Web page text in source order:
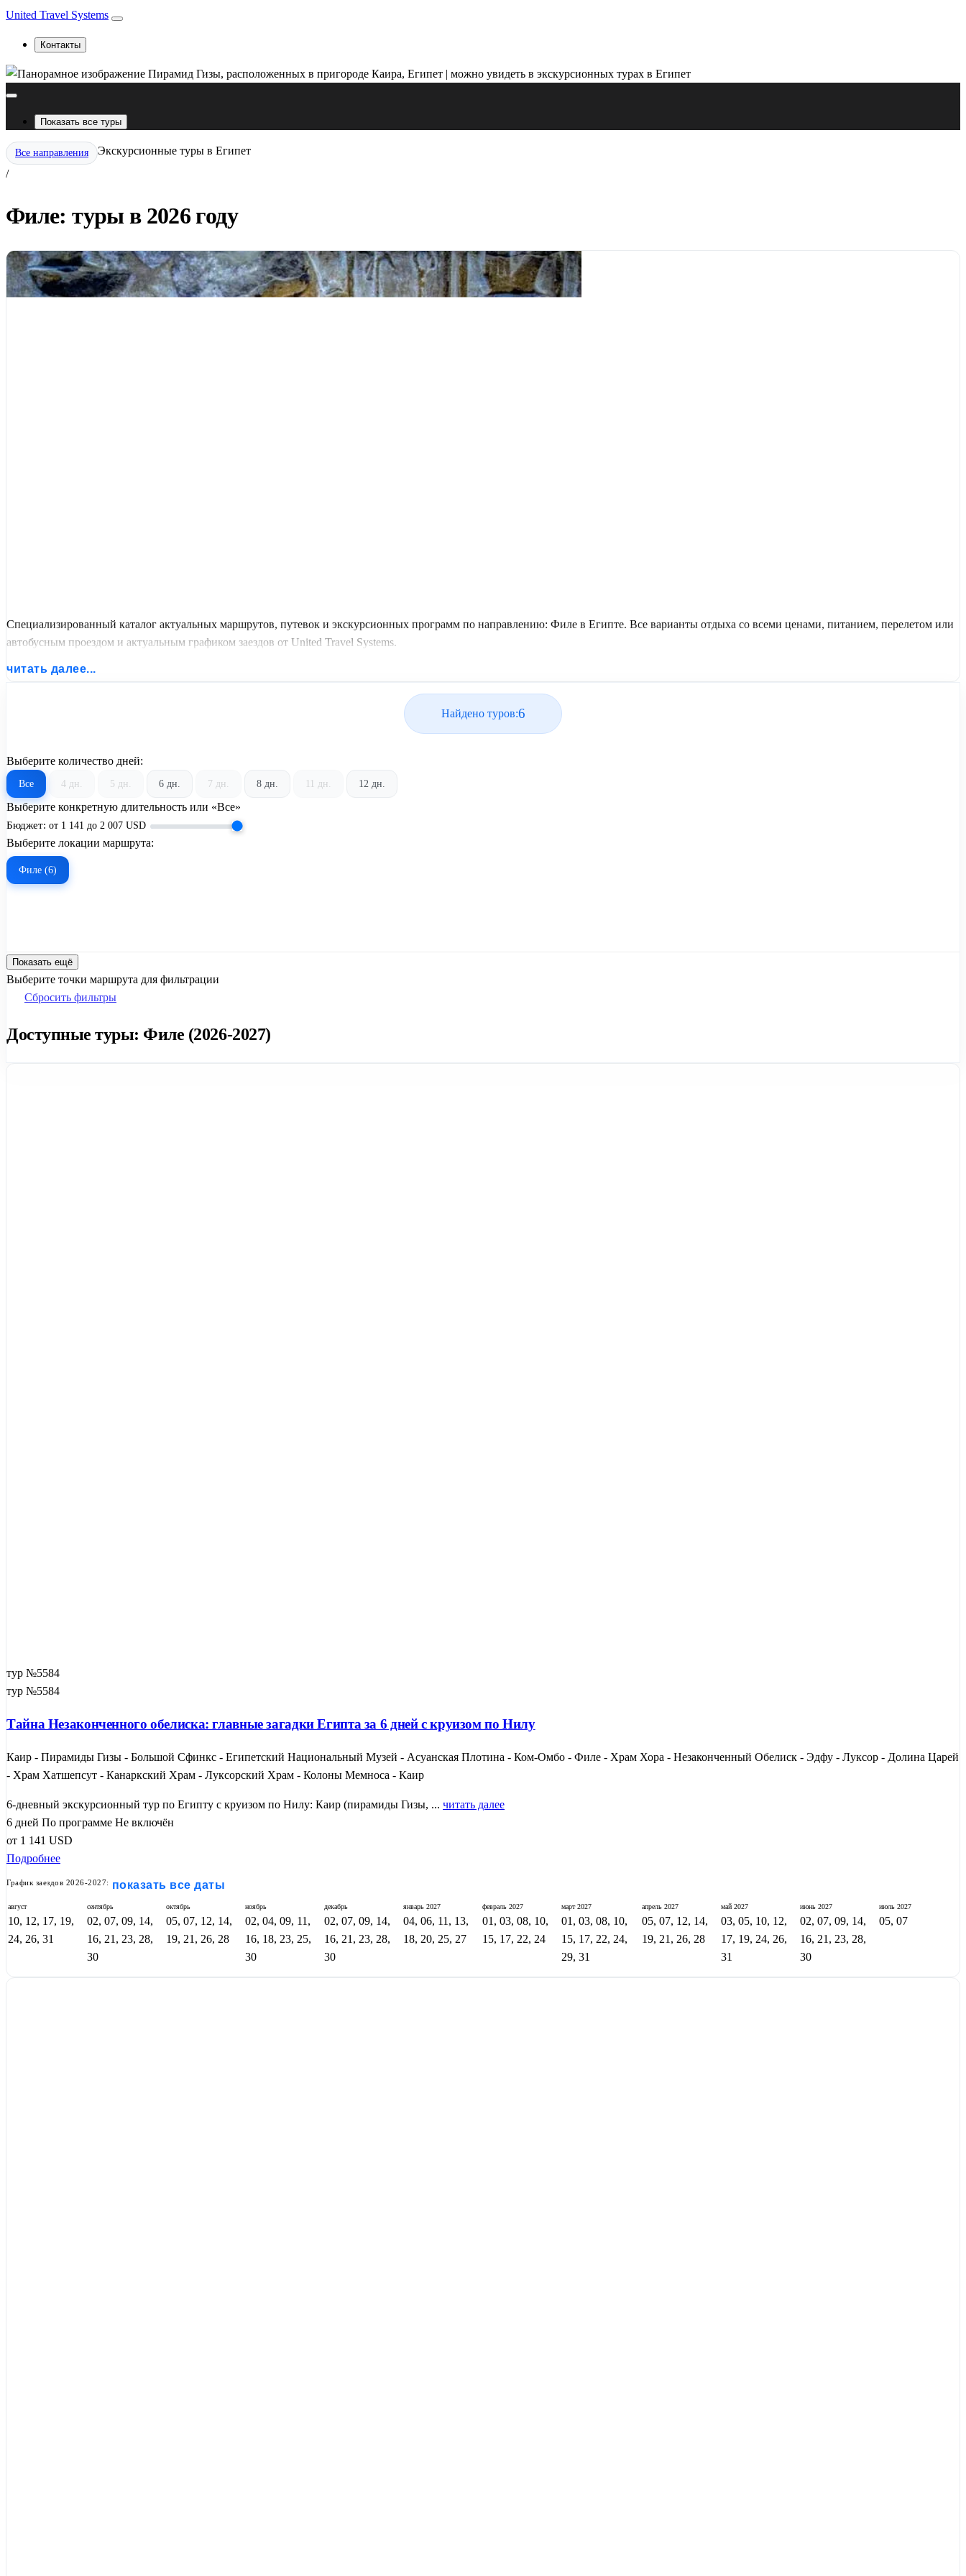
United Travel Systems
Контакты
Показать все туры
Все направления
/
Экскурсионные туры в Египет
Филе: туры в 2026 году
Специализированный каталог актуальных маршрутов, путевок и экскурсионных программ по направлению: Филе в Египте. Все варианты отдыха со всеми ценами, питанием, перелетом или
автобусным проездом и актуальным графиком заездов от United Travel Systems.
читать далее...
Найдено туров:6
Выберите количество дней:
Все 4 дн. 5 дн. 6 дн. 7 дн. 8 дн. 11 дн. 12 дн.
Выберите конкретную длительность или «Все»
Бюджет: от 1 141 до 2 007 USD
Выберите локации маршрута:
Филе (6)
Показать ещё
Выберите точки маршрута для фильтрации
Сбросить фильтры
Доступные туры: Филе (2026-2027)
тур №5584
тур №5584
Тайна Незаконченного обелиска: главные загадки Египта за 6 дней с круизом по Нилу
Каир - Пирамиды Гизы - Большой Сфинкс - Египетский Национальный Музей - Асуанская Плотина - Ком-Омбо - Филе - Храм Хора - Незаконченный Обелиск - Эдфу - Луксор - Долина Царей
- Храм Хатшепсут - Канаркский Храм - Луксорский Храм - Колоны Мемноса - Каир
6-дневный экскурсионный тур по Египту с круизом по Нилу: Каир (пирамиды Гизы, ... читать далее
6 дней По программе Не включён
от 1 141 USD
Подробнее
График заездов 2026-2027: показать все даты
август
10, 12, 17, 19,
24, 26, 31
сентябрь
02, 07, 09, 14,
16, 21, 23, 28,
30
октябрь
05, 07, 12, 14,
19, 21, 26, 28
ноябрь
02, 04, 09, 11,
16, 18, 23, 25,
30
декабрь
02, 07, 09, 14,
16, 21, 23, 28,
30
январь 2027
04, 06, 11, 13,
18, 20, 25, 27
февраль 2027
01, 03, 08, 10,
15, 17, 22, 24
март2027
01, 03, 08, 10,
15, 17, 22, 24,
29, 31
апрель 2027
05, 07, 12, 14,
19, 21, 26, 28
май 2027
03, 05, 10, 12,
17, 19, 24, 26,
31
июнь 2027
02, 07, 09, 14,
16, 21, 23, 28,
30
июль 2027
05, 07